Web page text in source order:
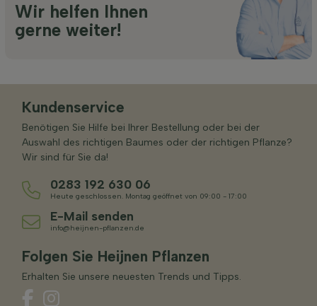
Wir helfen Ihnen
gerne weiter!
Kundenservice
Benötigen Sie Hilfe bei Ihrer Bestellung oder bei der
Auswahl des richtigen Baumes oder der richtigen Pflanze?
Wir sind für Sie da!
0283 192 630 06
Heute geschlossen. Montag geöffnet von 09:00 - 17:00
E-Mail senden
info@heijnen-pflanzen.de
Folgen Sie Heijnen Pflanzen
Erhalten Sie unsere neuesten Trends und Tipps.